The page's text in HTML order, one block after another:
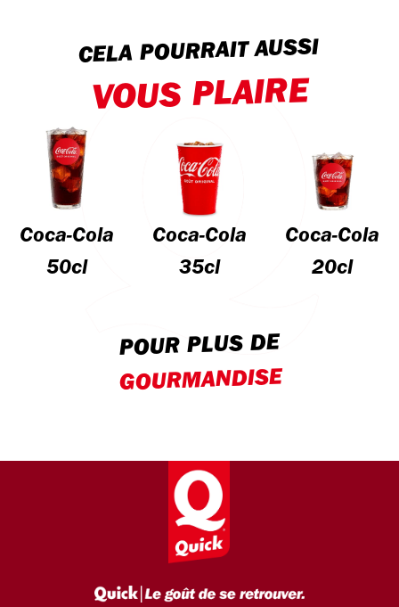
CELA POURRAIT AUSSI
VOUS PLAIRE
Coca-Cola
50cl
Coca-Cola
35cl
Coca-Cola
20cl
POUR PLUS DE
GOURMANDISE